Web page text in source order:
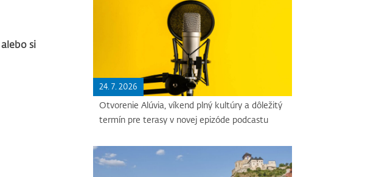
si
24. 7. 2026
Otvorenie Alúvia, víkend plný kultúry a dôležitý
termín pre terasy v novej epizóde podcastu